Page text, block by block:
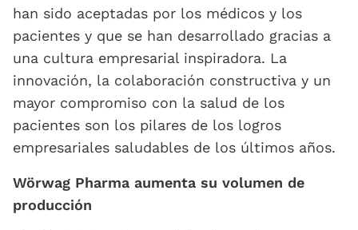
han sido aceptadas por los médicos y los
pacientes y que se han desarrollado gracias a
una cultura empresarial inspiradora. La
innovación, la colaboración constructiva y un
mayor compromiso con la salud de los
pacientes son los pilares de los logros
empresariales saludables de los últimos años.
Wörwag Pharma aumenta su volumen de
producción